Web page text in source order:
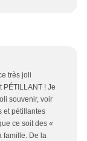
très joli
! Je
souvenir, voir
et pétillantes
ce soit des «
famille. De la